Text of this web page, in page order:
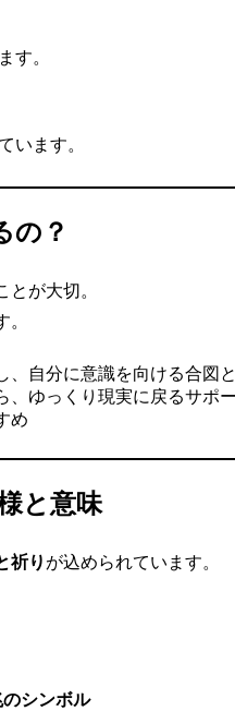
す。
います。
の？
が大切。
、自分に意識を向ける合図
、ゆっくり現実に戻るサポ
め
と意味
祈り が込められています。
シンボル